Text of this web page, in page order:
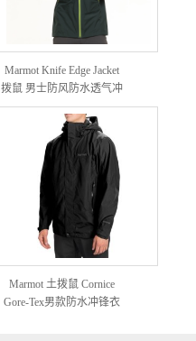
Marmot Knife Edge Jacket
拨鼠 男士防风防水透气冲
锋衣
Marmot 土拨鼠 Cornice
Gore-Tex男款防水冲锋衣